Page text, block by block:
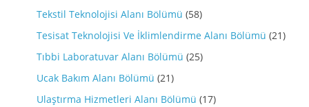
Tekstil Teknolojisi Alanı Bölümü (58)
Tesisat Teknolojisi Ve İklimlendirme Alanı Bölümü (21)
Tıbbi Laboratuvar Alanı Bölümü (25)
Ucak Bakım Alanı Bölümü (21)
Ulaştırma Hizmetleri Alanı Bölümü (17)